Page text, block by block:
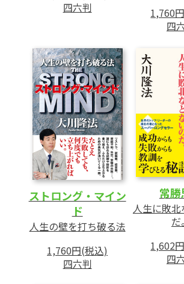
四六判
1,760
四
ストロング・マイン
ド
人生の壁を打ち破る法
1,760円(税込)
四六判
常
人生に敗
だ。
1,602
四